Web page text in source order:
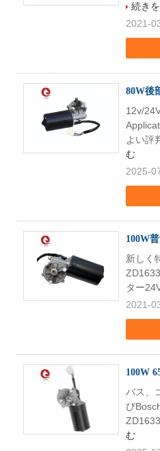
続き
2021-
80W後
12v/
よい評
む
2025-
100W
新しく
ター
2021-
100W
バス、
び
む